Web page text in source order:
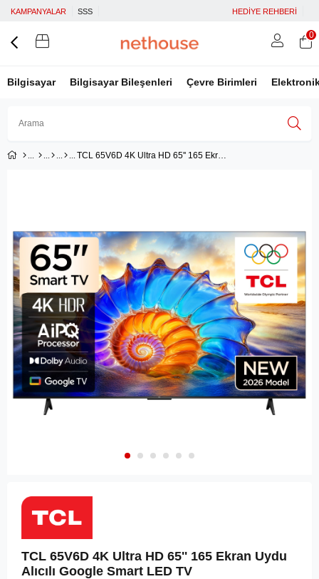
KAMPANYALAR SSS HEDİYE REHBERİ
Bilgisayar Bilgisayar Bileşenleri Çevre Birimleri
0
TCL 65V6D 4K Ultra HD 65'' 165 Ekran Uydu Alıcılı Google Smart LED TV
TCL 65V6D 4K Ultra HD 65'' 165 Ekran Uydu
Alıcılı Google Smart LED TV